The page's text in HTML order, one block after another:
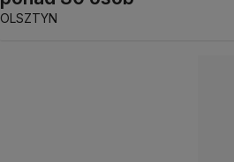
OLSZTYN